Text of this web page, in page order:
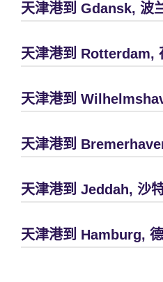
天津港到 Gdansk, 波
天津港到 Rotterdam,
天津港到
天津港到
天津港到 Jeddah, 沙
天津港到 Hamburg,